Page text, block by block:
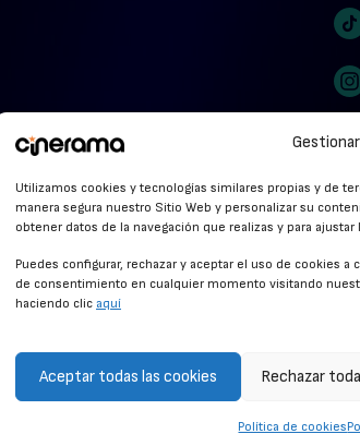
Utilizamos cookies y tecnologías similares propias y de
manera segura nuestro Sitio Web y personalizar su
obtener datos de la navegación que realizas y para
Puedes configurar, rechazar y aceptar el uso de cookies
de consentimiento en cualquier momento visitando
haciendo clic aquí
Aceptar todas las cookies Rechazar
Política de cookies
POLÍTICA DE PRIVACIDAD